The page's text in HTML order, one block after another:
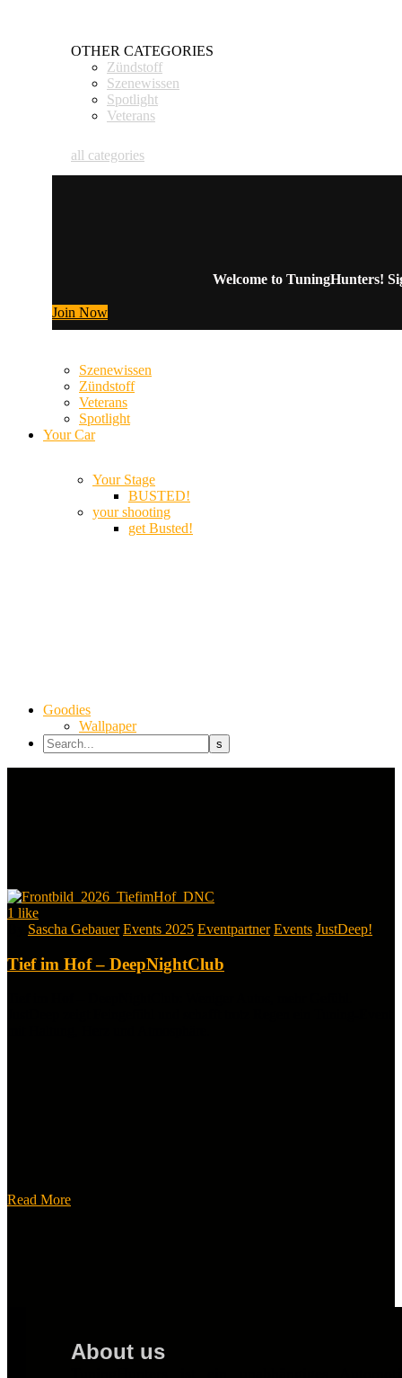
OTHER CATEGORIES
Zündstoff
Szenewissen
Spotlight
Veterans
all categories
Welcome to TuningHunters!
Join Now
Szenewissen
Zündstoff
Veterans
Spotlight
Your Car
Your Stage
BUSTED!
your shooting
get Busted!
Goodies
Wallpaper
1 like
Sascha Gebauer Events 2025 Eventpartner Events JustDeep!
Tief im Hof – DeepNightClub
Read More
About us